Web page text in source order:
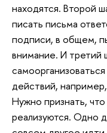
находятся. Второй
писать письма
подписи, в общем,
внимание. И третий
действий,
Нужно признать,
реализуются. Одно